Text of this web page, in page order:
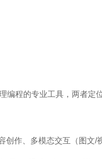
程的专业工具，两者定
作、多模态交互（图文/